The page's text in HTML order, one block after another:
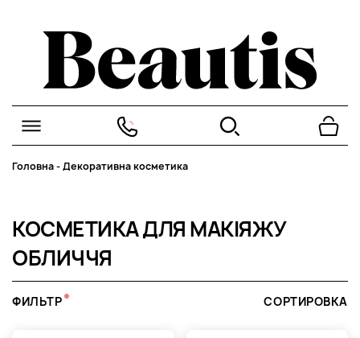
Головна-Декоративна косметика
КОСМЕТИКА ДЛЯ МАКІЯЖУ
ОБЛИЧЧЯ
ФИЛЬТР СОРТИРОВКА